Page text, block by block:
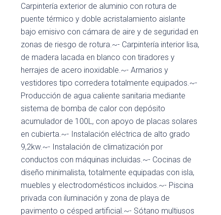
Carpintería exterior de aluminio con rotura de
puente térmico y doble acristalamiento aislante
bajo emisivo con cámara de aire y de seguridad en
zonas de riesgo de rotura.~- Carpintería interior lisa,
de madera lacada en blanco con tiradores y
herrajes de acero inoxidable.~- Armarios y
vestidores tipo corredera totalmente equipados.~-
Producción de agua caliente sanitaria mediante
sistema de bomba de calor con depósito
acumulador de 100L, con apoyo de placas solares
en cubierta.~- Instalación eléctrica de alto grado
9,2kw.~- Instalación de climatización por
conductos con máquinas incluidas.~- Cocinas de
diseño minimalista, totalmente equipadas con isla,
muebles y electrodomésticos incluidos.~- Piscina
privada con iluminación y zona de playa de
pavimento o césped artificial.~- Sótano multiusos